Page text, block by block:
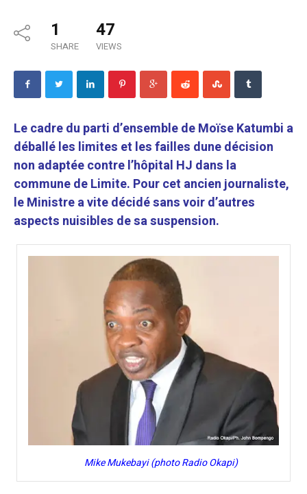
1
SHARE
47
VIEWS
Le cadre du parti d’ensemble de Moïse Katumbi a
déballé les limites et les failles dune décision
non adaptée contre l’hôpital HJ dans la
commune de Limite. Pour cet ancien journaliste,
le Ministre a vite décidé sans voir d’autres
aspects nuisibles de sa suspension.
Mike Mukebayi (photo Radio Okapi)